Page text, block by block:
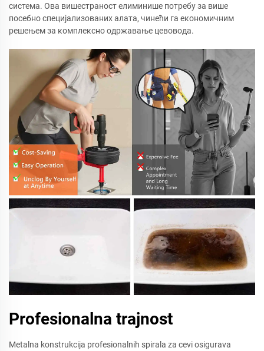
система. Ова вишестраност елиминише потребу за више
посебно специјализованих алата, чинећи га економичним
решењем за комплексно одржавање цевовода.
Profesionalna trajnost
Metalna konstrukcija profesionalnih spirala za cevi osigurava